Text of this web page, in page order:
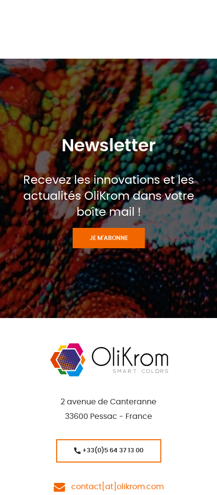
Newsletter
Recevez les innovations et les
actualités OliKrom dans votre
boîte mail !
JE M'ABONNE
2 avenue de Canteranne
33600 Pessac - France
+33(0)5 64 37 13 00
contact[at]olikrom.com